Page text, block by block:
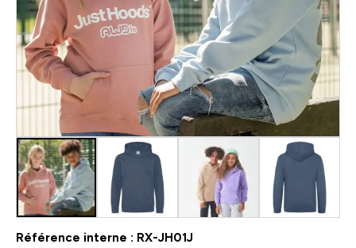
Référence interne : RX-JH01J